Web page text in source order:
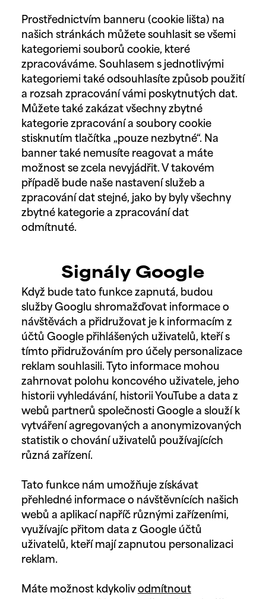
Prostřednictvím banneru (cookie lišta) na
našich stránkách můžete souhlasit se všemi
kategoriemi souborů cookie, které
zpracováváme. Souhlasem s jednotlivými
kategoriemi také odsouhlasíte způsob použití
a rozsah zpracování vámi poskytnutých dat.
Můžete také zakázat všechny zbytné
kategorie zpracování a soubory cookie
stisknutím tlačítka „pouze nezbytné“. Na
banner také nemusíte reagovat a máte
možnost se zcela nevyjádřit. V takovém
případě bude naše nastavení služeb a
zpracování dat stejné, jako by byly všechny
zbytné kategorie a zpracování dat
odmítnuté.
Signály Google
Když bude tato funkce zapnutá, budou
služby Googlu shromažďovat informace o
návštěvách a přidružovat je k informacím z
účtů Google přihlášených uživatelů, kteří s
tímto přidružováním pro účely personalizace
reklam souhlasili. Tyto informace mohou
zahrnovat polohu koncového uživatele, jeho
historii vyhledávání, historii YouTube a data z
webů partnerů společnosti Google a slouží k
vytváření agregovaných a anonymizovaných
statistik o chování uživatelů používajících
různá zařízení.
Tato funkce nám umožňuje získávat
přehledné informace o návštěvnících našich
webů a aplikací napříč různými zařízeními,
využívajíc přitom data z Google účtů
uživatelů, kteří mají zapnutou personalizaci
reklam.
Máte možnost kdykoliv odmítnout